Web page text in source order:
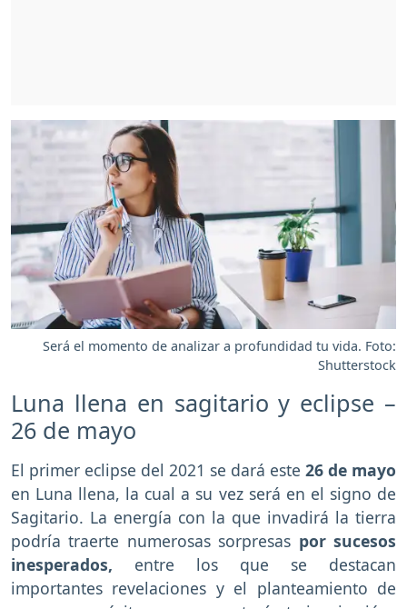
Será el momento de analizar a profundidad tu vida. Foto:
Shutterstock
Luna llena en sagitario y eclipse –
26 de mayo
El primer eclipse del 2021 se dará este 26 de mayo
en Luna llena, la cual a su vez será en el signo de
Sagitario. La energía con la que invadirá la tierra
podría traerte numerosas sorpresas por sucesos
inesperados, entre los que se destacan
importantes revelaciones y el planteamiento de